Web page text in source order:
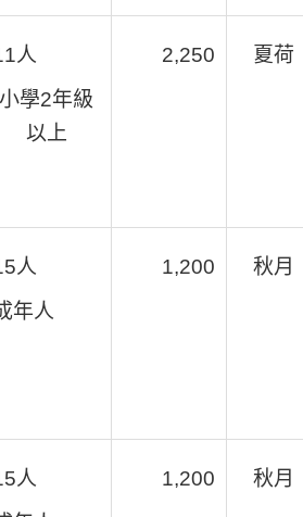
人
小學2年級
以上
2,250 夏荷
人
年人
1,200 秋月
人
1,200 秋月